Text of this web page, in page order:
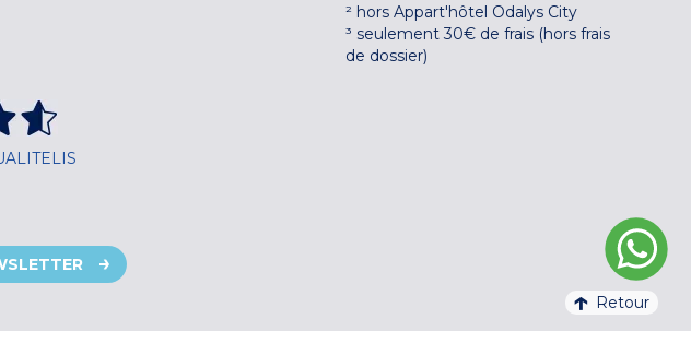
² hors Appart'hôtel Odalys City
³ seulement 30€ de frais (hors frais
de dossier)
Retour